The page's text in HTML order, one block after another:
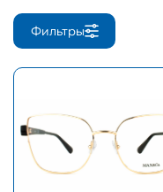
Фильтры